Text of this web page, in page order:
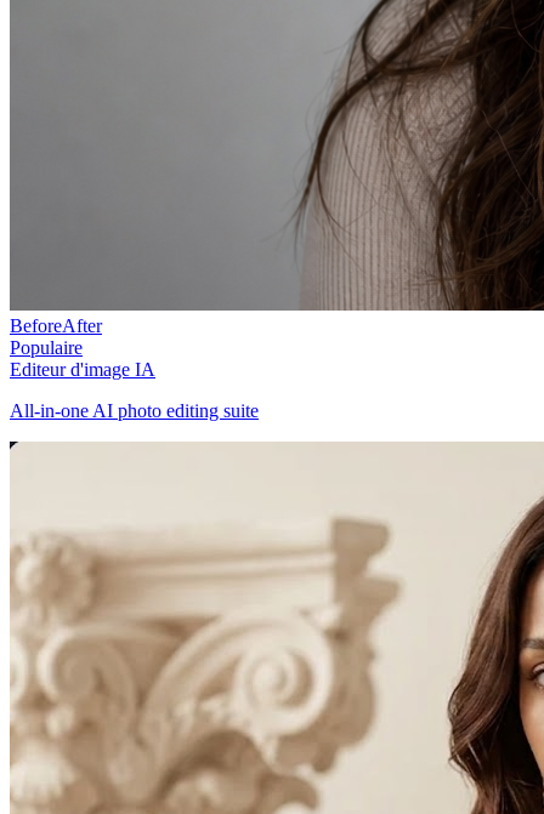
BeforeAfter
Populaire
Editeur d'image IA
All-in-one AI photo editing suite